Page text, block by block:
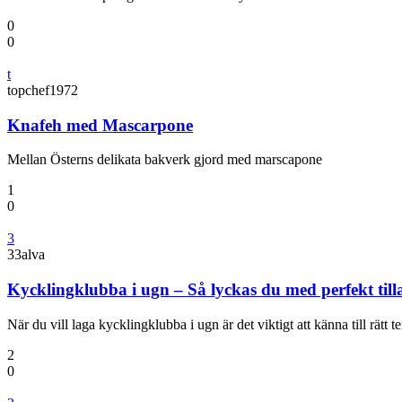
0
0
t
topchef1972
Knafeh med Mascarpone
Mellan Österns delikata bakverk gjord med marscapone
1
0
3
33alva
Kycklingklubba i ugn – Så lyckas du med perfekt
När du vill laga kycklingklubba i ugn är det viktigt att känna till rätt
2
0